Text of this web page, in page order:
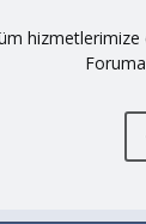
hizmetlerimize